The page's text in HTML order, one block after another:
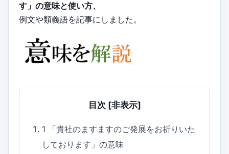
す」の意味と使い方、
例文や類義語を記事にしました。
目次 [非表示]
1
「貴社のますますのご発展をお祈りいた
しております」の意味